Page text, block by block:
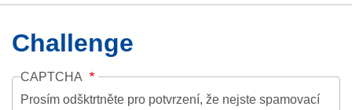
DomůKolekce
Prohlížení
Vyhledávání
O platformě
Nápověda
KontaktDigitalia
Challenge
CAPTCHA
Prosím odšktrtněte pro potvrzení, že nejste spamovací